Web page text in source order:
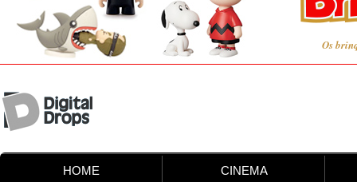
Os
HOME CINEMA